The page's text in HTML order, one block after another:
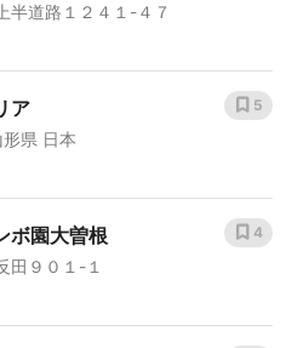
半道路１２４１-４７
ア
県 日本
5
ボ園大曽根
田９０１-１
4